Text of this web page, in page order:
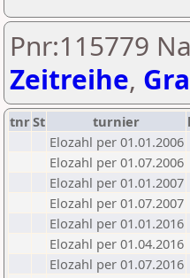
Pnr:115779
Zeitreihe,
tnrSt turnier
Elozahl per 01.01.2006
Elozahl per 01.07.2006
Elozahl per 01.01.2007
Elozahl per 01.07.2007
Elozahl per 01.01.2016
Elozahl per 01.04.2016
Elozahl per 01.07.2016